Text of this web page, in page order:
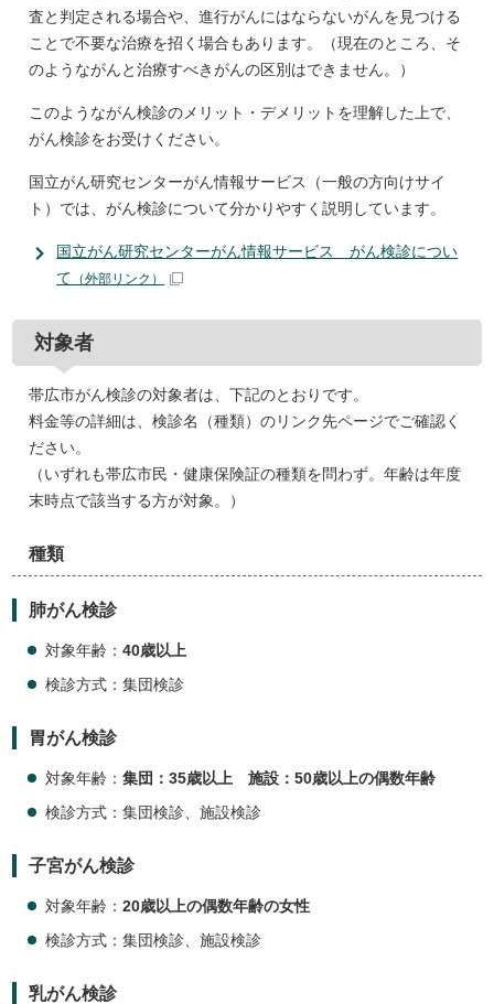
査と判定される場合や、進行がんにはならないがんを見つける
ことで不要な治療を招く場合もあります。（現在のところ、そ
のようながんと治療すべきがんの区別はできません。）
このようながん検診のメリット・デメリットを理解した上で、
がん検診をお受けください。
国立がん研究センターがん情報サービス（一般の方向けサイ
ト）では、がん検診について分かりやすく説明しています。
国立がん研究センターがん情報サービス がん検診につい
て （外部リンク）
対象者
帯広市がん検診の対象者は、下記のとおりです。
料金等の詳細は、検診名（種類）のリンク先ページでご確認く
ださい。
（いずれも帯広市民・健康保険証の種類を問わず。年齢は年度
末時点で該当する方が対象。）
種類
肺がん検診
対象年齢：40歳以上
検診方式：集団検診
胃がん検診
対象年齢：集団：35歳以上 施設：50歳以上の偶数年齢
検診方式：集団検診、施設検診
子宮がん検診
対象年齢：20歳以上の偶数年齢の女性
検診方式：集団検診、施設検診
乳がん検診